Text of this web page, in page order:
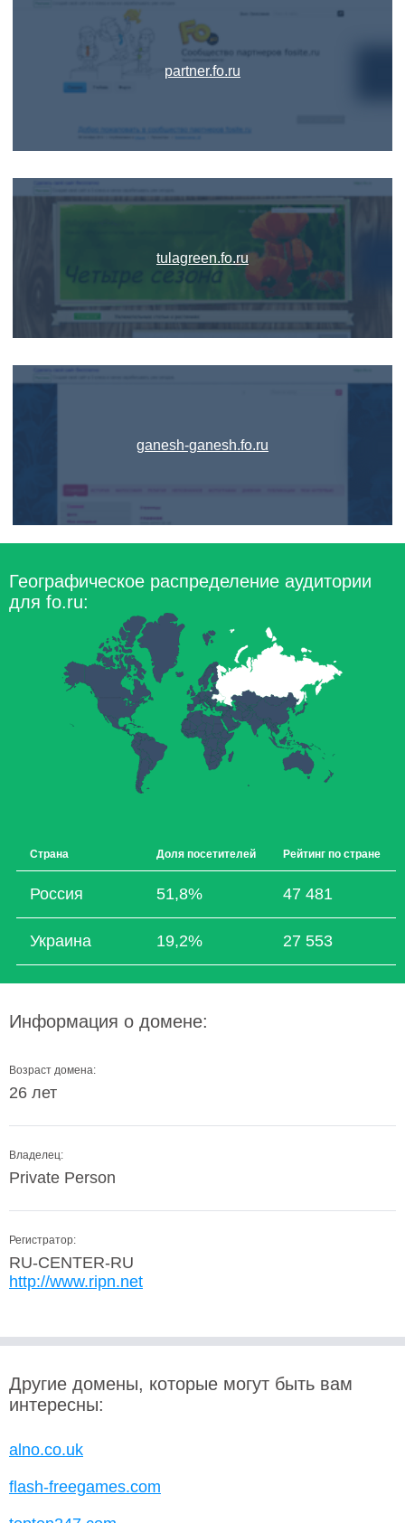
partner.fo.ru
tulagreen.fo.ru
ganesh-ganesh.fo.ru
Географическое распределение аудитории
для fo.ru:
Страна Доля посетителей Рейтинг по стране
Россия 51,8% 47 481
Украина 19,2% 27 553
Информация о домене:
Возраст домена:
26 лет
Владелец:
Private Person
Регистратор:
RU-CENTER-RU
http://www.ripn.net
Другие домены, которые могут быть вам
интересны:
alno.co.uk
flash-freegames.com